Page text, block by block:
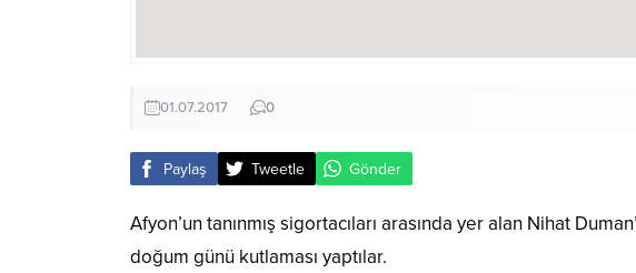
01.07.2017 0
Paylaş Tweetle Gönder
Afyon’un tanınmış sigortacıları arasında yer alan Nihat
doğum günü kutlaması yaptılar.